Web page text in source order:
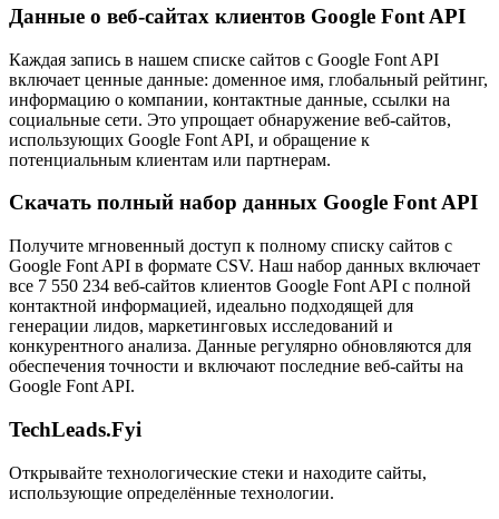
Данные о веб-сайтах клиентов Google Font API
Каждая запись в нашем списке сайтов с Google Font API
включает ценные данные: доменное имя, глобальный рейтинг,
информацию о компании, контактные данные, ссылки на
социальные сети. Это упрощает обнаружение веб-сайтов,
использующих Google Font API, и обращение к
потенциальным клиентам или партнерам.
Скачать полный набор данных Google Font API
Получите мгновенный доступ к полному списку сайтов с
Google Font API в формате CSV. Наш набор данных включает
все 7 550 234 веб-сайтов клиентов Google Font API с полной
контактной информацией, идеально подходящей для
генерации лидов, маркетинговых исследований и
конкурентного анализа. Данные регулярно обновляются для
обеспечения точности и включают последние веб-сайты на
Google Font API.
TechLeads.Fyi
Открывайте технологические стеки и находите сайты,
использующие определённые технологии.